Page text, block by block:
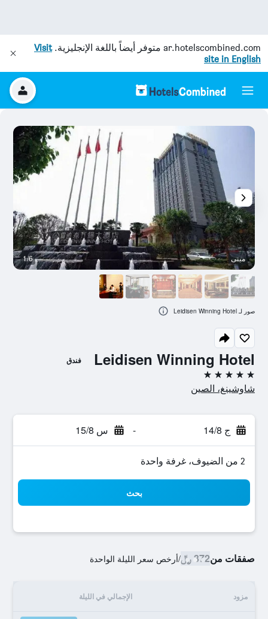
ar.hotelscombined.com متوفر أيضاً باللغة الإنجليزية.Visit
site in English
Leidisen Winning Hotel فندق
5 نجوم
شاوشينغ، الصين
ج 14/8 - س 15/8
2 من الضيوف، غرفة واحدة
بحث
صفقات من372 ﷼ /أرخص سعر الليلة الواحدة
مزود الإجمالي في الليلة
مبنى 1/6
صور لـ Leidisen Winning Hotel